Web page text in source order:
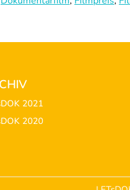
2021
2020